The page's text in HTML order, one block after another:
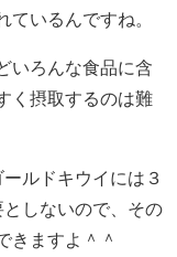
ているんですね。
いろんな食品に含
く摂取するのは難
ルドキウイには３
しないので、その
きますよ＾＾